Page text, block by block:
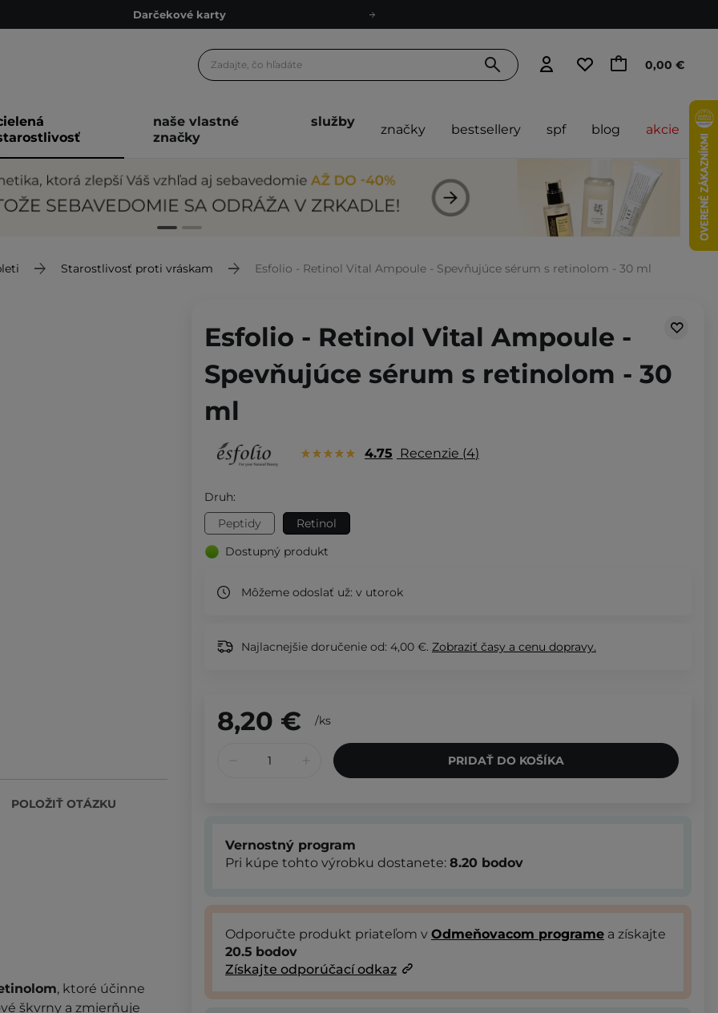
Darčekové karty
Odmeňovací program
Darčekové karty
0,00 €
naše vlastné
značky
služby
značky bestsellery spf blog akcie
Starostlivosť proti vráskam Esfolio - Retinol Vital Ampoule - Spevňujúce sérum s retinolom - 30 ml
POLOŽIŤ OTÁZKU
, ktoré účinne
škvrny a zmierňuje
Esfolio - Retinol Vital Ampoule -
Spevňujúce sérum s retinolom - 30
ml
4.75 Recenzie 4
Druh:
Peptidy
Retinol
Dostupný produkt
Môžeme odoslať už: v utorok
Najlacnejšie doručenie od: 4,00 €. Zobraziť časy a cenu dopravy.
8,20 € /ks
PRIDAŤ DO KOŠÍKA
Vernostný program
Pri kúpe tohto výrobku dostanete: 8.20 bodov
Odporučte produkt priateľom v Odmeňovacom programe a získajte
20.5 bodov
Získajte odporúčací odkaz